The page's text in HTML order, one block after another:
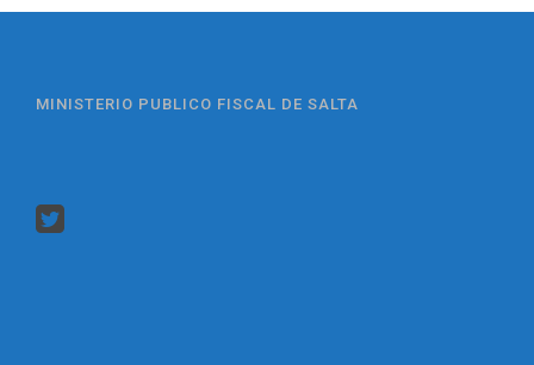
MINISTERIO PUBLICO FISCAL DE SALTA